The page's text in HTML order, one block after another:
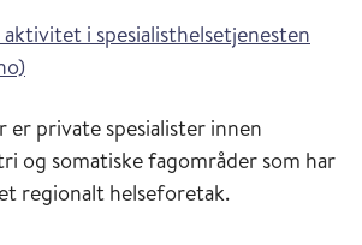
i spesialisthelsetjenesten
er private spesialister innen
og somatiske fagområder som har
regionalt helseforetak.